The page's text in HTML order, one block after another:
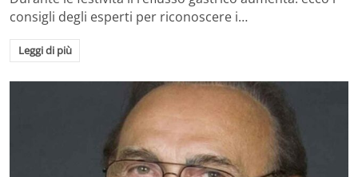
consigli degli esperti per riconoscere i…
Leggi di più